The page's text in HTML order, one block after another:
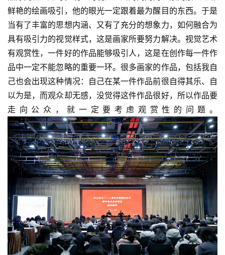
首
页
艺
坛
快
讯
书
法
征
稿
学
术
研
究
鲜艳的绘画吸引，他的眼光一定跟着最为醒目的东西。于是
当有了丰富的思想内涵、又有了充分的想象力，如何融合为
具有吸引力的视觉样式，这是画家所要努力解决。视觉艺术
有观赏性，一件好的作品能够吸引人，这是在创作每一件作
品中一定不能忽略的重要一环。很多画家的作品，包括我自
己也会出现这种情况：自己在某一件作品前很自得其乐、自
以为是，而观众却无感，没觉得这件作品很好，所以作品要
走向公众，就一定要考虑观赏性的问题。